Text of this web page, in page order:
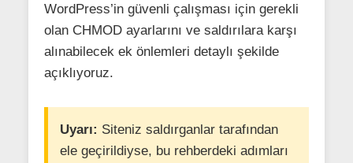
WordPress’in güvenli çalışması için gerekli
olan CHMOD ayarlarını ve saldırılara karşı
alınabilecek ek önlemleri detaylı şekilde
açıklıyoruz.
Uyarı: Siteniz saldırganlar tarafından
ele geçirildiyse, bu rehberdeki adımları